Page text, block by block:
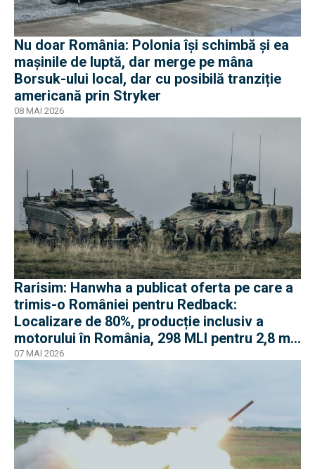
Nu doar România: Polonia își schimbă și ea
mașinile de luptă, dar merge pe mâna
Borsuk-ului local, dar cu posibilă tranziție
americană prin Stryker
08 MAI 2026
Rarisim: Hanwha a publicat oferta pe care a
trimis-o României pentru Redback:
Localizare de 80%, producție inclusiv a
motorului în România, 298 MLI pentru 2,8 mil.
euro
07 MAI 2026